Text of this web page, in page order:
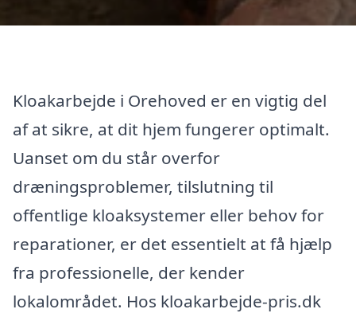
Kloakarbejde i Orehoved er en vigtig del
af at sikre, at dit hjem fungerer optimalt.
Uanset om du står overfor
dræningsproblemer, tilslutning til
offentlige kloaksystemer eller behov for
reparationer, er det essentielt at få hjælp
fra professionelle, der kender
lokalområdet. Hos kloakarbejde-pris.dk